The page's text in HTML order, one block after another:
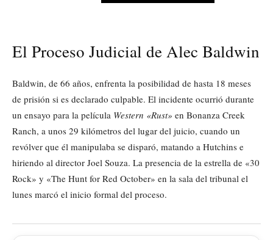
El Proceso Judicial de Alec Baldwin
Baldwin, de 66 años, enfrenta la posibilidad de hasta 18 meses
de prisión si es declarado culpable. El incidente ocurrió durante
un ensayo para la película Western «Rust» en Bonanza Creek
Ranch, a unos 29 kilómetros del lugar del juicio, cuando un
revólver que él manipulaba se disparó, matando a Hutchins e
hiriendo al director Joel Souza. La presencia de la estrella de «30
Rock» y «The Hunt for Red October» en la sala del tribunal el
lunes marcó el inicio formal del proceso.